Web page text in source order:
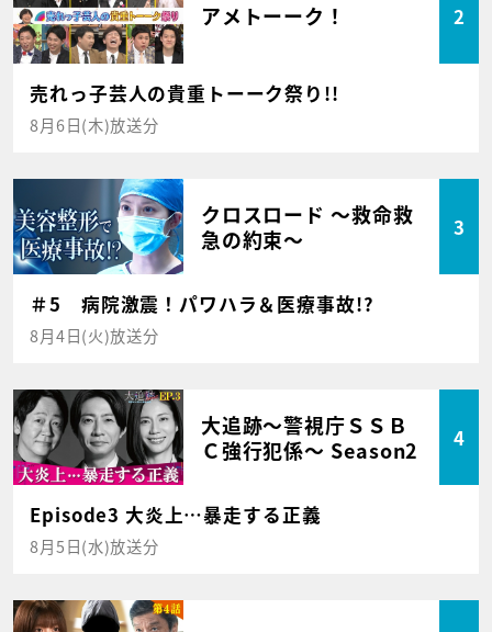
アメトーーク！ 2
売れっ子芸人の貴重トーーク祭り!!
8月6日(木)放送分
クロスロード ～救命救
急の約束～
3
＃5 病院激震！パワハラ＆医療事故!?
8月4日(火)放送分
大追跡～警視庁ＳＳＢ
Ｃ強行犯係～ Season2
4
Episode3 大炎上…暴走する正義
8月5日(水)放送分